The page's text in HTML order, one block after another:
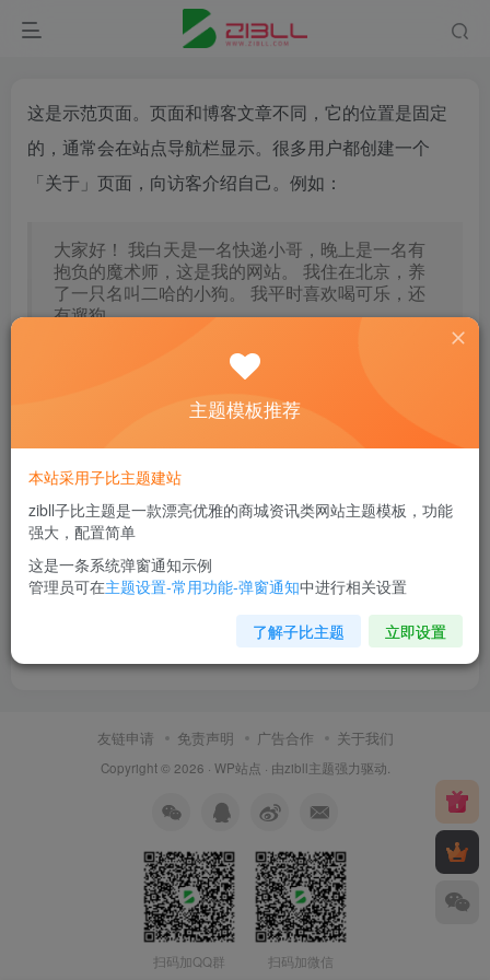
这是示范页面。页面和博客文章不同，它的位置是固定
的，通常会在站点导航栏显示。很多用户都创建一个
「关于」页面，向访客介绍自己。例如：
大家好！ 我白天是一名快递小哥，晚上是一名有
抱负的魔术师，这是我的网站。 我住在北京，养
了一只名叫二哈的小狗。 我平时喜欢喝可乐，还
有遛狗。
XYZ Doohickey 公司成立于 1971 年，自从建立以
来，我们一直向社会贡献着优秀 doohickies。我们
的公司总部位于天朝魔都，有着超过两千名员工，
对魔都政府税收有着巨大贡献。
而您，作为一位 WordPress 新用户，我们建议您转到
，删除本页面，然后创建包含您自己内容
友链申请 免责声明 广告合作 关于我们
Copyright © 2026 · WP站点 · 由zibll主题强力驱动.
扫码加QQ群 扫码加微信
主题模板推荐
本站采用子比主题建站
zibll子比主题是一款漂亮优雅的商城资讯类网站主题模板，功能
强大，配置简单
这是一条系统弹窗通知示例
管理员可在主题设置-常用功能-弹窗通知中进行相关设置
了解子比主题 立即设置